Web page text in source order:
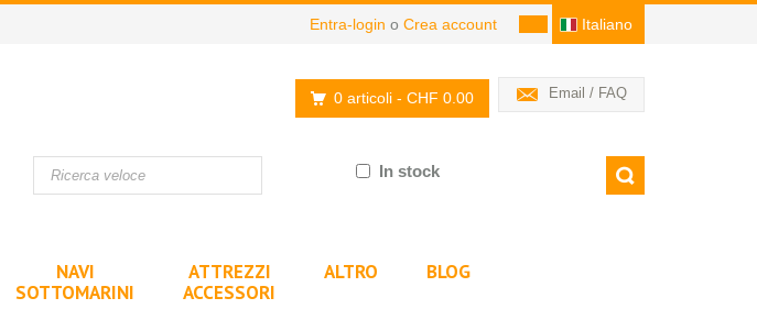
Italiano
Entra-login o Crea account
Email / FAQ
0 articoli - CHF 0.00
In stock
NAVI
SOTTOMARINI
ATTREZZI
ACCESSORI
ALTRO BLOG